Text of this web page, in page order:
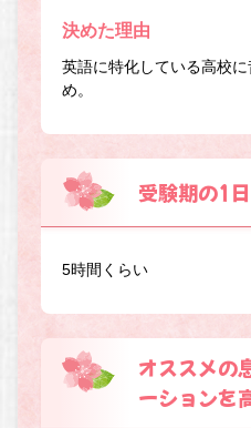
決めた理由
英語に特化している高校
め。
受験期の1
5時間くらい
オススメの
ーションを